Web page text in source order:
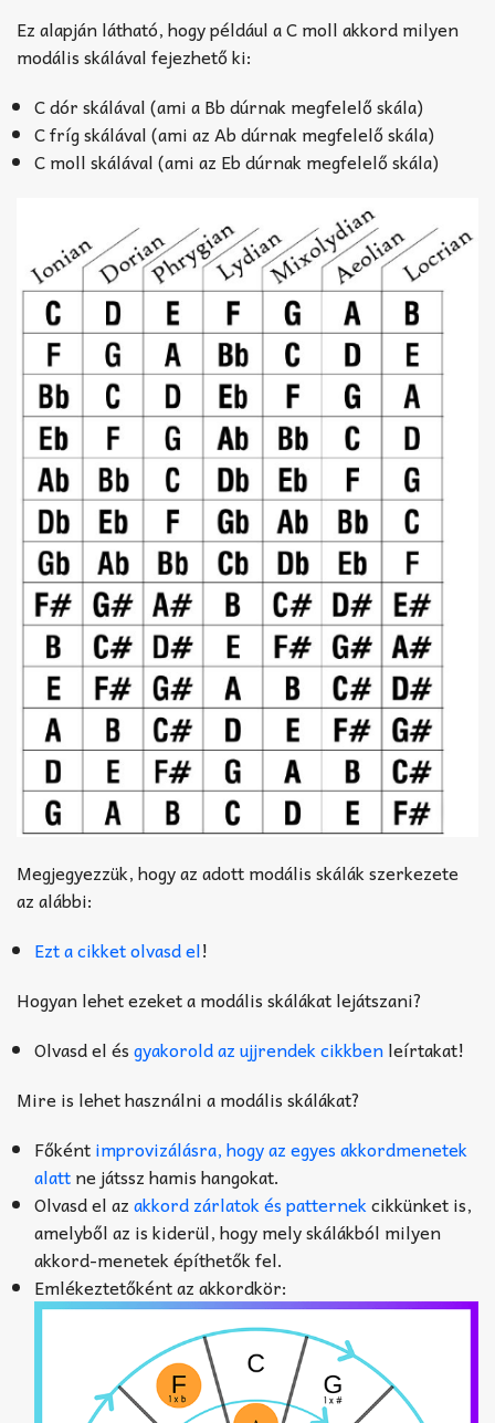
Ez alapján látható, hogy például a C moll akkord milyen
modális skálával fejezhető ki:
C dór skálával (ami a Bb dúrnak megfelelő skála)
C fríg skálával (ami az Ab dúrnak megfelelő skála)
C moll skálával (ami az Eb dúrnak megfelelő skála)
Megjegyezzük, hogy az adott modális skálák szerkezete
az alábbi:
Ezt a cikket olvasd el!
Hogyan lehet ezeket a modális skálákat lejátszani?
Olvasd el ésgyakorold az ujjrendek cikkbenleírtakat!
Mire is lehet használni a modális skálákat?
Főkéntimprovizálásra, hogy az egyes akkordmenetek
alattne játssz hamis hangokat.
Olvasd el azakkord zárlatok és patternekcikkünket is,
amelyből az is kiderül, hogy mely skálákból milyen
akkord-menetek építhetők fel.
Emlékeztetőként az akkordkör: